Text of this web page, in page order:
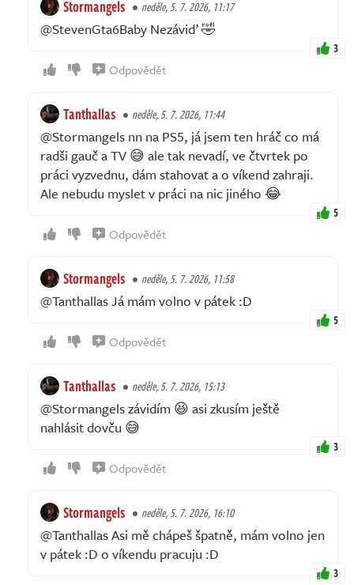
Stormangels neděle, 5. 7. 2026, 11:17
@StevenGta6Baby Nezáviď 🤣
3
Odpovědět
Tanthallas neděle, 5. 7. 2026, 11:44
@Stormangels nn na PS5, já jsem ten hráč co má
radši gauč a TV 😅 ale tak nevadí, ve čtvrtek po
práci vyzvednu, dám stahovat a o víkend zahraji.
Ale nebudu myslet v práci na nic jiného 😂
5
Odpovědět
Stormangels neděle, 5. 7. 2026, 11:58
@Tanthallas Já mám volno v pátek :D
5
Odpovědět
Tanthallas neděle, 5. 7. 2026, 15:13
@Stormangels závidím 😆 asi zkusím ještě
nahlásit dovču 😅
3
Odpovědět
Stormangels neděle, 5. 7. 2026, 16:10
@Tanthallas Asi mě chápeš špatně, mám volno jen
v pátek :D o víkendu pracuju :D
3